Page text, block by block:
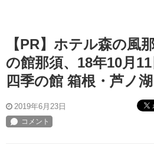
【PR】ホテル森の風
の館那須、18年10月
四季の館 箱根・芦ノ
2019年6月23日